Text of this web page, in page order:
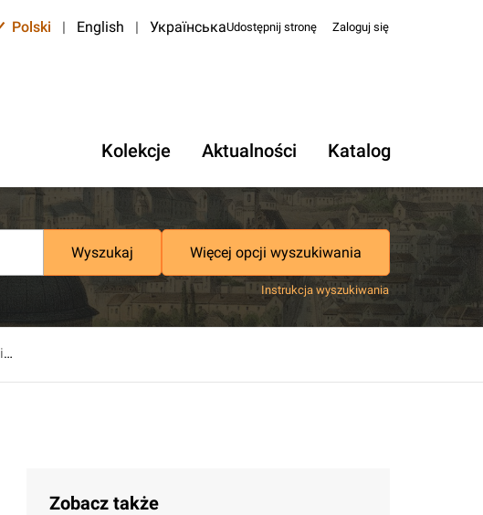
Polski | English | УкраїнськаUdostępnij stronę Zaloguj się
Kolekcje Aktualności Katalog
Wyszukaj Więcej opcji wyszukiwania
Instrukcja wyszukiwania
Dissertationes de admirandis mundi cataractis [...].
Zobacz także